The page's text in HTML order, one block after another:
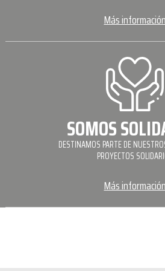
Más
SOMOS
DESTINAMOS PARTE DE
PROYECTOS
Más